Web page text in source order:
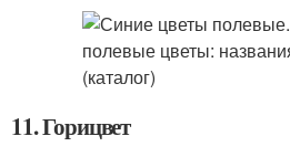
11. Горицвет